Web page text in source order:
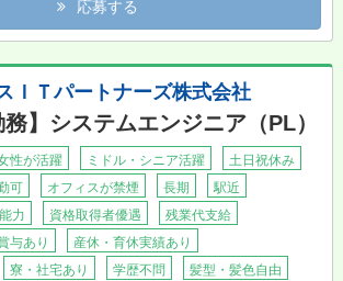
応募する
ＩＴパートナーズ株式会社
務】システムエンジニア（PL）
性が活躍 ミドル・シニア活躍
土日祝休み
可 オフィスが禁煙 長期
駅近
力
資格取得者優遇
残業代支給
与あり
産休・育休実績あり
寮・社宅あり 学歴不問
髪型・髪色自由